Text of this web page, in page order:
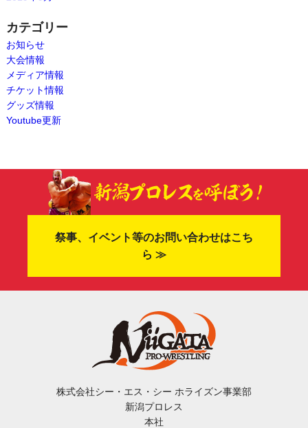
カテゴリー
お知らせ
大会情報
メディア情報
チケット情報
グッズ情報
Youtube更新
祭事、イベント等のお問い合わせはこち
ら ≫
株式会社シー・エス・シー ホライズン事業部
新潟プロレス
本社